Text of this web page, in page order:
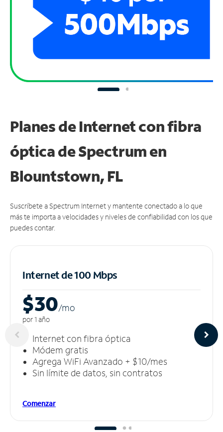
Planes de Internet con fibra
óptica de Spectrum en
Blountstown, FL
Suscríbete a Spectrum Internet y mantente conectado a lo que
más te importa a velocidades y niveles de confiabilidad con los que
puedes contar.
Internet de 100 Mbps
$30/mo
por 1 año
Internet con fibra óptica
Módem gratis
Agrega WiFi Avanzado + $10/mes
Sin límite de datos, sin contratos
Comenzar